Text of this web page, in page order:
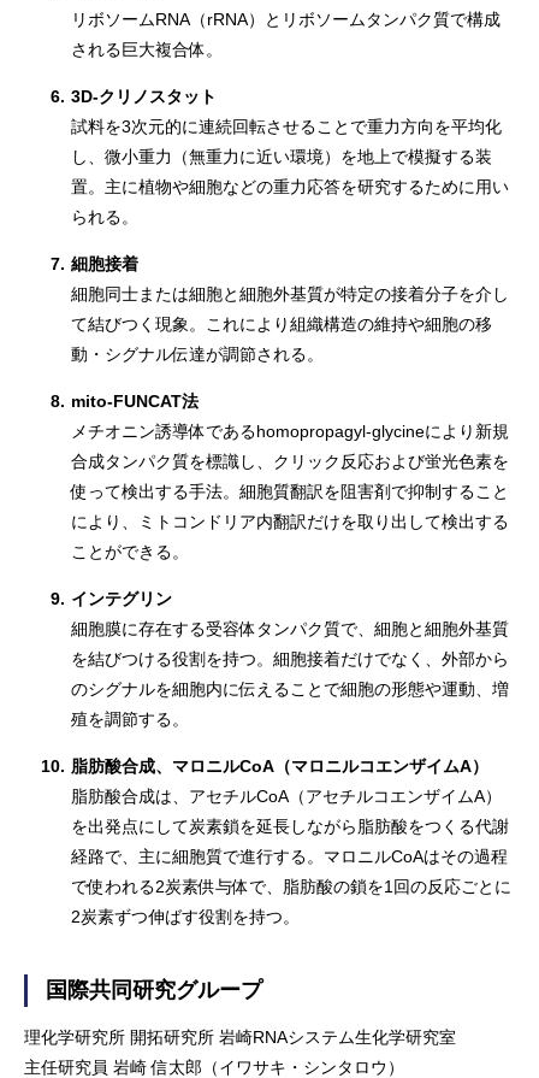
リボソームRNA（rRNA）とリボソームタンパク質で構成
される巨大複合体。
6. 3D-クリノスタット
試料を3次元的に連続回転させることで重力方向を平均化
し、微小重力（無重力に近い環境）を地上で模擬する装
置。主に植物や細胞などの重力応答を研究するために用い
られる。
7. 細胞接着
細胞同士または細胞と細胞外基質が特定の接着分子を介し
て結びつく現象。これにより組織構造の維持や細胞の移
動・シグナル伝達が調節される。
8. mito-FUNCAT法
メチオニン誘導体であるhomopropagyl-glycineにより新規
合成タンパク質を標識し、クリック反応および蛍光色素を
使って検出する手法。細胞質翻訳を阻害剤で抑制すること
により、ミトコンドリア内翻訳だけを取り出して検出する
ことができる。
9. インテグリン
細胞膜に存在する受容体タンパク質で、細胞と細胞外基質
を結びつける役割を持つ。細胞接着だけでなく、外部から
のシグナルを細胞内に伝えることで細胞の形態や運動、増
殖を調節する。
10. 脂肪酸合成、マロニルCoA（マロニルコエンザイムA）
脂肪酸合成は、アセチルCoA（アセチルコエンザイムA）
を出発点にして炭素鎖を延長しながら脂肪酸をつくる代謝
経路で、主に細胞質で進行する。マロニルCoAはその過程
で使われる2炭素供与体で、脂肪酸の鎖を1回の反応ごとに
2炭素ずつ伸ばす役割を持つ。
国際共同研究グループ
理化学研究所 開拓研究所 岩崎RNAシステム生化学研究室
主任研究員 岩崎 信太郎（イワサキ・シンタロウ）